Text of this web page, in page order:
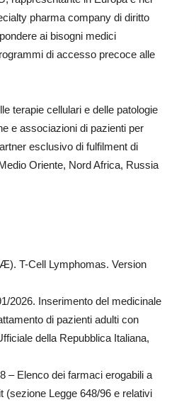
pharma company di diritto
ai bisogni medici
di accesso precoce alle
terapie cellulari e delle patologie
e associazioni di pazienti per
esclusivo di fulfilment di
Oriente, Nord Africa, Russia
T-Cell Lymphomas. Version
2026. Inserimento del medicinale
di pazienti adulti con
della Repubblica Italiana,
– Elenco dei farmaci erogabili a
(sezione Legge 648/96 e relativi